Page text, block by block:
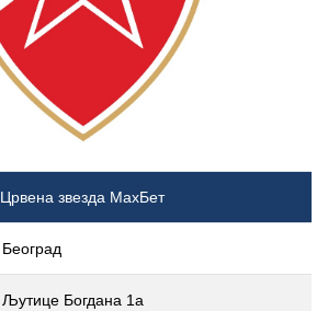
Црвена звезда МаxБет
Београд
Љутице Богдана 1а